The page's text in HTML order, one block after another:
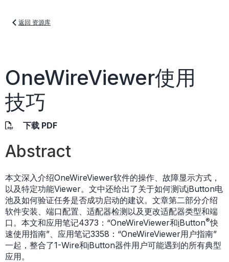
返回 资源库
OneWireViewer使用
技巧
下载 PDF
Abstract
本文深入介绍OneWireViewer软件的操作、故障显示方式，
以及特定功能Viewer。文中还给出了关于如何测试iButton电
池及如何验证任务是否成功启动的建议。文章第二部分介绍
软件安装、端口配置、适配器检测以及更改适配器类型和端
口。本文和应用笔记4373：“OneWireViewer和iButton®快
速使用指南”、应用笔记3358：“OneWireViewer用户指南”
一起，整合了1-Wire和iButton器件用户可能遇到的所有典型
应用。